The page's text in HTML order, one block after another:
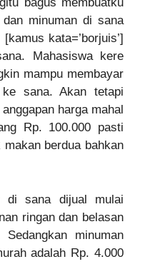
minuman di sana
kata=’borjuis’]
Mahasiswa kere
mampu membayar
sana. Akan tetapi
harga mahal
Rp. 100.000 pasti
berdua bahkan
di sana dijual mulai
ringan dan belasan
minuman
adalah Rp. 4.000